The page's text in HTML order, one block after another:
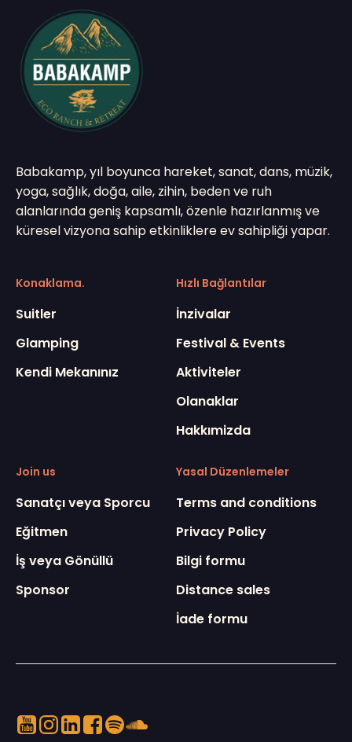
Babakamp, yıl boyunca hareket, sanat, dans, müzik,
yoga, sağlık, doğa, aile, zihin, beden ve ruh
alanlarında geniş kapsamlı, özenle hazırlanmış ve
küresel vizyona sahip etkinliklere ev sahipliği yapar.
Konaklama.
Suitler
Glamping
Kendi Mekanınız
Hızlı Bağlantılar
İnzivalar
Festival & Events
Aktiviteler
Olanaklar
Hakkımizda
Join us
Sanatçı veya Sporcu
Eğitmen
İş veya Gönüllü
Sponsor
Yasal Düzenlemeler
Terms and conditions
Privacy Policy
Bilgi formu
Distance sales
İade formu